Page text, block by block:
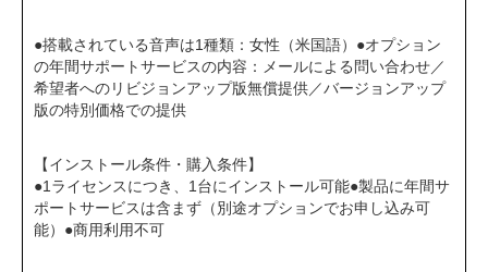
●搭載されている音声は1種類：女性（米国語）●オプション
の年間サポートサービスの内容：メールによる問い合わせ／
希望者へのリビジョンアップ版無償提供／バージョンアップ
版の特別価格での提供
【インストール条件・購入条件】
●1ライセンスにつき、1台にインストール可能●製品に年間サ
ポートサービスは含まず（別途オプションでお申し込み可
能）●商用利用不可